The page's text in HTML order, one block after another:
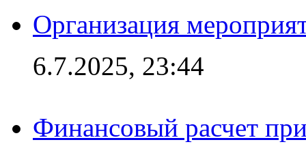
Организация
6.7.2025, 23:44
Финансовый расчет